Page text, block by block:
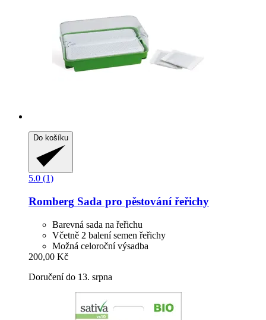
Do košíku
5.0 (1)
Romberg Sada pro pěstování řeřichy
Barevná sada na řeřichu
Včetně 2 balení semen řeřichy
Možná celoroční výsadba
200,00 Kč
Doručení do 13. srpna